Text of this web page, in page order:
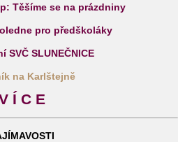
Těšíme se na prázdniny
pro předškoláky
SVČ SLUNEČNICE
na Karlštejně
Í C E